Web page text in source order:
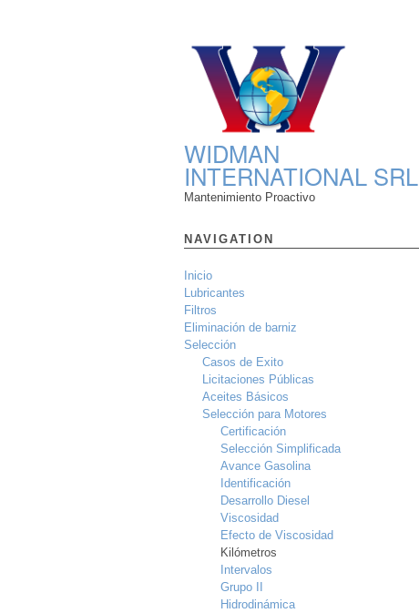
WIDMAN
INTERNATIONAL SRL
Mantenimiento Proactivo
NAVIGATION
Inicio
Lubricantes
Filtros
Eliminación de barniz
Selección
Casos de Exito
Licitaciones Públicas
Aceites Básicos
Selección para Motores
Certificación
Selección Simplificada
Avance Gasolina
Identificación
Desarrollo Diesel
Viscosidad
Efecto de Viscosidad
Kilómetros
Intervalos
Grupo II
Hidrodinámica